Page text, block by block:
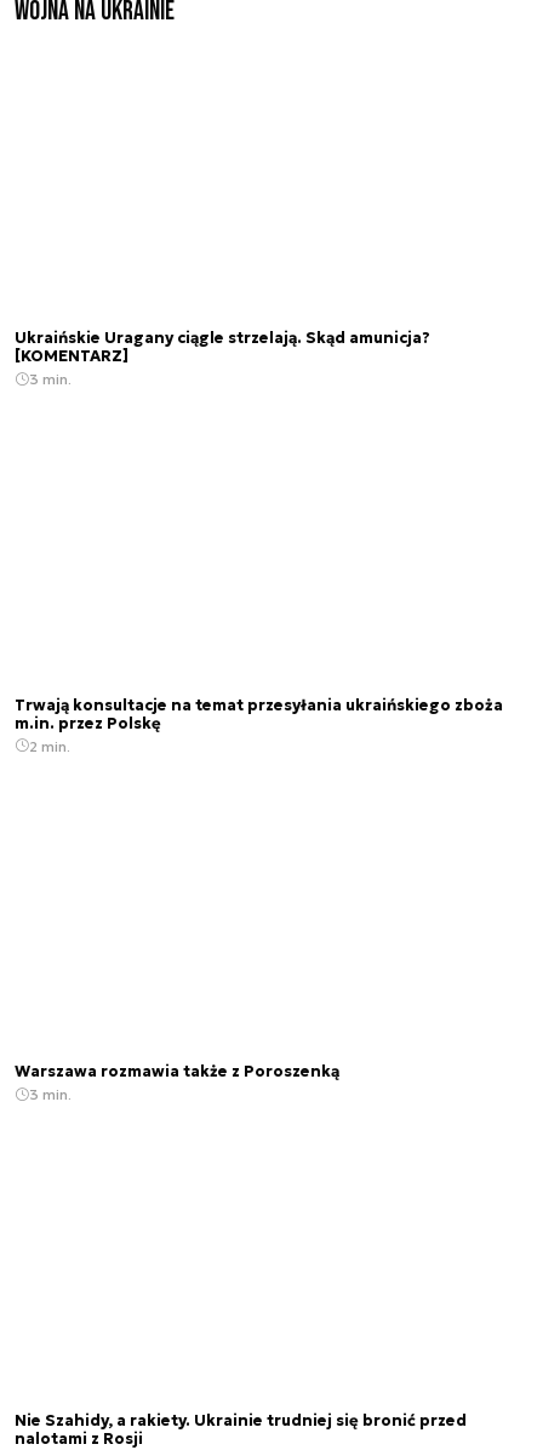
Wojna na Ukrainie
Ukraińskie Uragany ciągle strzelają. Skąd amunicja?
[KOMENTARZ]
3 min.
Trwają konsultacje na temat przesyłania ukraińskiego zboża
m.in. przez Polskę
2 min.
Warszawa rozmawia także z Poroszenką
3 min.
Nie Szahidy, a rakiety. Ukrainie trudniej się bronić przed
nalotami z Rosji